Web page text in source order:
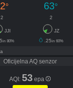
° 63°
2 2
JJI JZ
in 80% .25in 60%
Oficijelna AQ senzor
AQI:53 epa